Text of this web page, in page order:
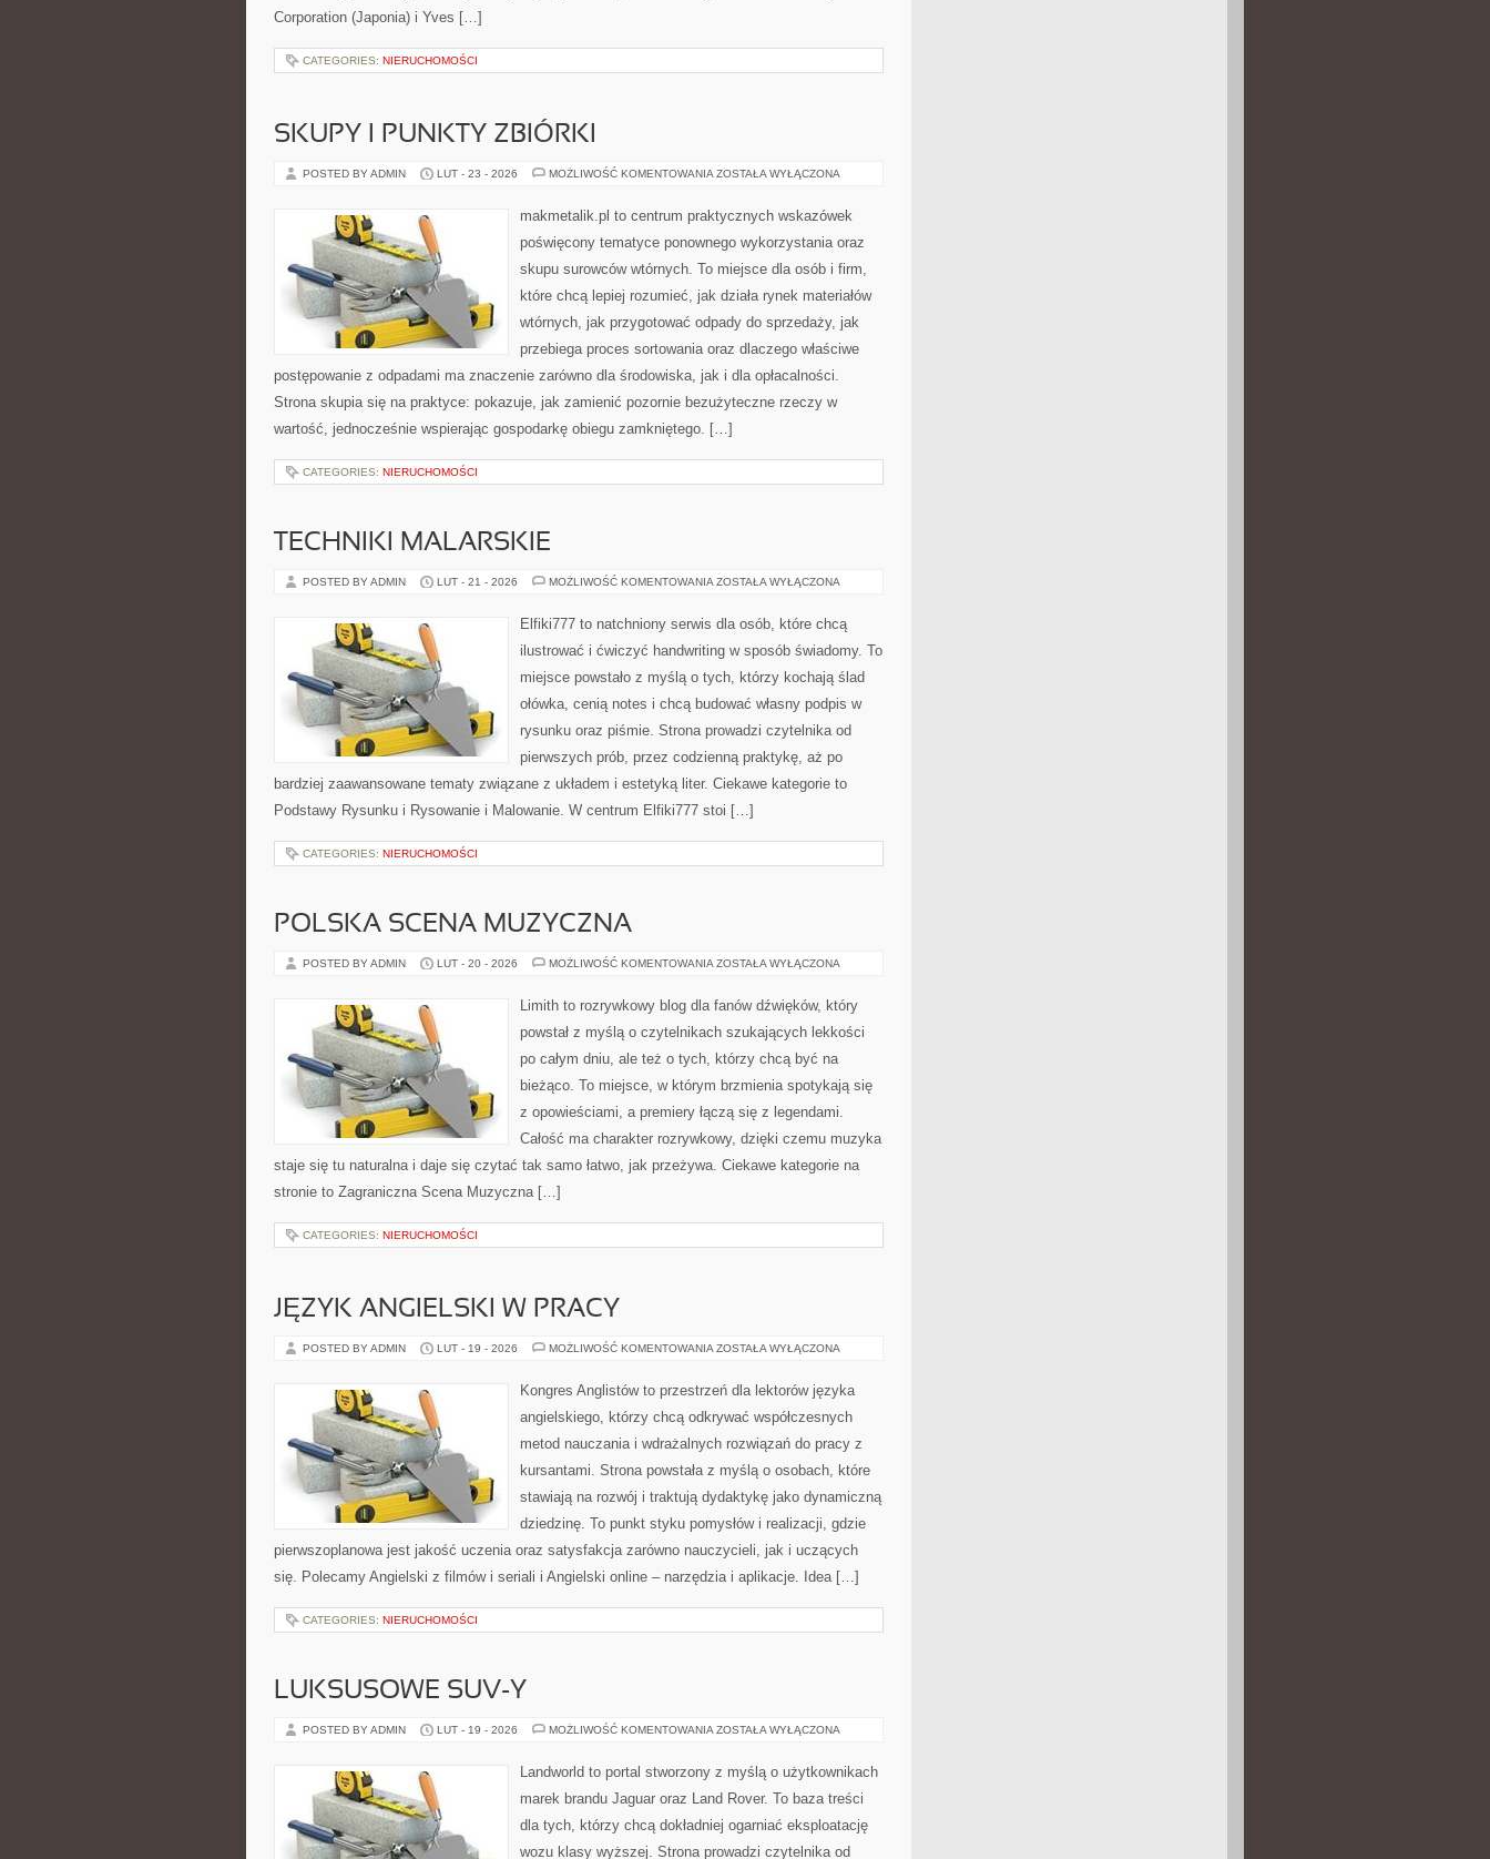
Corporation (Japonia) i Yves […]
CATEGORIES: NIERUCHOMOŚCI
SKUPY I PUNKTY ZBIÓRKI
POSTED BY ADMIN LUT - 23 - 2026 MOŻLIWOŚĆ KOMENTOWANIA SKUPY
ZBIÓRKI
ZOSTAŁA WYŁĄCZONA
makmetalik.pl to centrum praktycznych wskazówek
poświęcony tematyce ponownego wykorzystania oraz
skupu surowców wtórnych. To miejsce dla osób i firm,
które chcą lepiej rozumieć, jak działa rynek materiałów
wtórnych, jak przygotować odpady do sprzedaży, jak
przebiega proces sortowania oraz dlaczego właściwe
postępowanie z odpadami ma znaczenie zarówno dla środowiska, jak i dla opłacalności.
Strona skupia się na praktyce: pokazuje, jak zamienić pozornie bezużyteczne rzeczy w
wartość, jednocześnie wspierając gospodarkę obiegu zamkniętego. […]
CATEGORIES: NIERUCHOMOŚCI
TECHNIKI MALARSKIE
POSTED BY ADMIN LUT - 21 - 2026 MOŻLIWOŚĆ KOMENTOWANIA TECHNIKI
ZOSTAŁA WYŁĄCZONA
Elfiki777 to natchniony serwis dla osób, które chcą
ilustrować i ćwiczyć handwriting w sposób świadomy. To
miejsce powstało z myślą o tych, którzy kochają ślad
ołówka, cenią notes i chcą budować własny podpis w
rysunku oraz piśmie. Strona prowadzi czytelnika od
pierwszych prób, przez codzienną praktykę, aż po
bardziej zaawansowane tematy związane z układem i estetyką liter. Ciekawe kategorie to
Podstawy Rysunku i Rysowanie i Malowanie. W centrum Elfiki777 stoi […]
CATEGORIES: NIERUCHOMOŚCI
POLSKA SCENA MUZYCZNA
POSTED BY ADMIN LUT - 20 - 2026 MOŻLIWOŚĆ KOMENTOWANIA POLSKA
ZOSTAŁA WYŁĄCZONA
Limith to rozrywkowy blog dla fanów dźwięków, który
powstał z myślą o czytelnikach szukających lekkości
po całym dniu, ale też o tych, którzy chcą być na
bieżąco. To miejsce, w którym brzmienia spotykają się
z opowieściami, a premiery łączą się z legendami.
Całość ma charakter rozrywkowy, dzięki czemu muzyka
staje się tu naturalna i daje się czytać tak samo łatwo, jak przeżywa. Ciekawe kategorie na
stronie to Zagraniczna Scena Muzyczna […]
CATEGORIES: NIERUCHOMOŚCI
JĘZYK ANGIELSKI W PRACY
POSTED BY ADMIN LUT - 19 - 2026 MOŻLIWOŚĆ KOMENTOWANIA JĘZYK
PRACY
ZOSTAŁA WYŁĄCZONA
Kongres Anglistów to przestrzeń dla lektorów języka
angielskiego, którzy chcą odkrywać współczesnych
metod nauczania i wdrażalnych rozwiązań do pracy z
kursantami. Strona powstała z myślą o osobach, które
stawiają na rozwój i traktują dydaktykę jako dynamiczną
dziedzinę. To punkt styku pomysłów i realizacji, gdzie
pierwszoplanowa jest jakość uczenia oraz satysfakcja zarówno nauczycieli, jak i uczących
się. Polecamy Angielski z filmów i seriali i Angielski online – narzędzia i aplikacje. Idea […]
CATEGORIES: NIERUCHOMOŚCI
LUKSUSOWE SUV-Y
POSTED BY ADMIN LUT - 19 - 2026 MOŻLIWOŚĆ KOMENTOWANIA LUKSUSOWE
ZOSTAŁA WYŁĄCZONA
Landworld to portal stworzony z myślą o użytkownikach
marek brandu Jaguar oraz Land Rover. To baza treści
dla tych, którzy chcą dokładniej ogarniać eksploatację
wozu klasy wyższej. Strona prowadzi czytelnika od